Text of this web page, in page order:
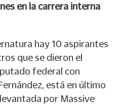
en la carrera interna
hay 10 aspirantes
que se dieron el
federal con
está en último
por Massive